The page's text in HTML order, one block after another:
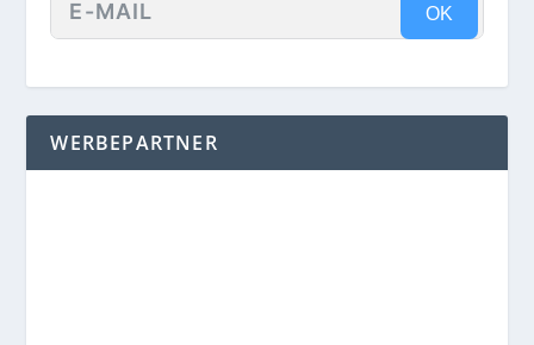
OK
WERBEPARTNER